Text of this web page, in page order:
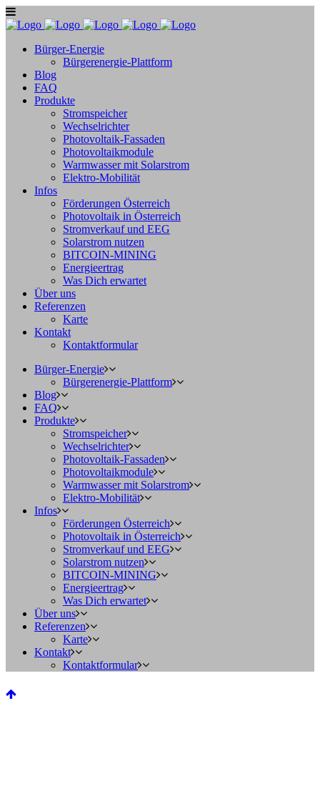
Bürger-Energie
Bürgerenergie-Plattform
Blog
FAQ
Produkte
Stromspeicher
Wechselrichter
Photovoltaik-Fassaden
Photovoltaikmodule
Warmwasser mit Solarstrom
Elektro-Mobilität
Infos
Förderungen Österreich
Photovoltaik in Österreich
Stromverkauf und EEG
Solarstrom nutzen
BITCOIN-MINING
Energieertrag
Was Dich erwartet
Über uns
Referenzen
Karte
Kontakt
Kontaktformular
Bürger-Energie
Bürgerenergie-Plattform
Blog
FAQ
Produkte
Stromspeicher
Wechselrichter
Photovoltaik-Fassaden
Photovoltaikmodule
Warmwasser mit Solarstrom
Elektro-Mobilität
Infos
Förderungen Österreich
Photovoltaik in Österreich
Stromverkauf und EEG
Solarstrom nutzen
BITCOIN-MINING
Energieertrag
Was Dich erwartet
Über uns
Referenzen
Karte
Kontakt
Kontaktformular